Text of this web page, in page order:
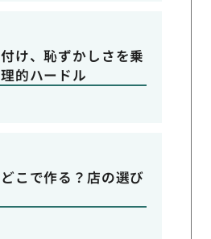
け、恥ずかしさを乗
的ハードル
こで作る？店の選び